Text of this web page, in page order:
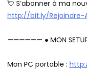
💘 S’abonner à ma
http://bit.ly/Rejoindre-
—————— ● MON
Mon PC portable :